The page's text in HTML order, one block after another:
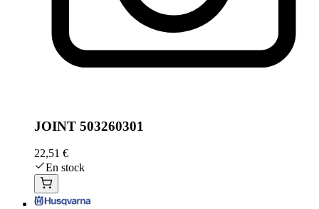
JOINT 503260301
22,51 €
En stock